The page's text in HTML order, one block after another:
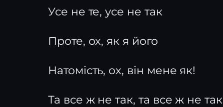
Усе не те, усе не так
Проте, ох, як я його
Натомість, ох, він мене як!
Та все ж не так, та все ж не так